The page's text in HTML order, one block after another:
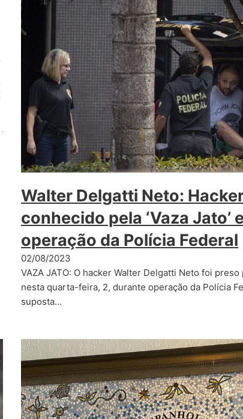
Walter Delgatti Neto:
conhecido pela ‘Vaza Jato’
operação da Polícia Federal
02/08/2023
VAZA JATO: O hacker Walter Delgatti Neto foi
nesta quarta-feira, 2, durante operação da Polícia
suposta…